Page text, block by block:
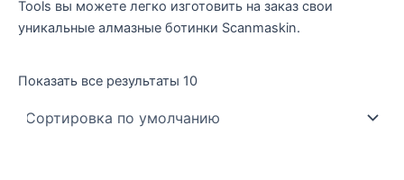
Tools вы можете легко изготовить на заказ свои
уникальные алмазные ботинки Scanmaskin.
Показать все результаты 10